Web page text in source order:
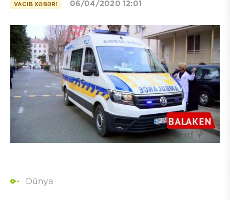
VACIB XƏBƏR! 06/04/2020 12:01
Dünya